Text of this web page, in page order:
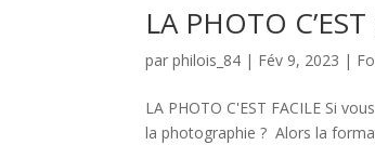
LA PHOTO
parphilois_84 | Fév 9, 2023 |
LA PHOTO C'EST FACILE Si
la photographie ? Alors la